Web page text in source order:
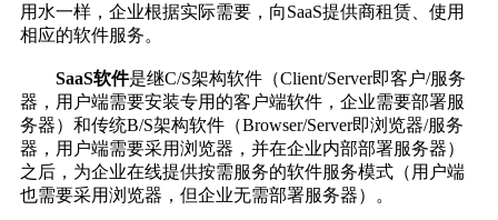
用水一样，企业根据实际需要，向SaaS提供商租赁、使用
相应的软件服务。
SaaS软件是继C/S架构软件（Client/Server即客户/服务
器，用户端需要安装专用的客户端软件，企业需要部署服
务器）和传统B/S架构软件（Browser/Server即浏览器/服务
器，用户端需要采用浏览器，并在企业内部部署服务器）
之后，为企业在线提供按需服务的软件服务模式（用户端
也需要采用浏览器，但企业无需部署服务器）。